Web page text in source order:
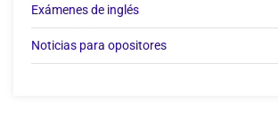
Exámenes de inglés
Noticias para opositores